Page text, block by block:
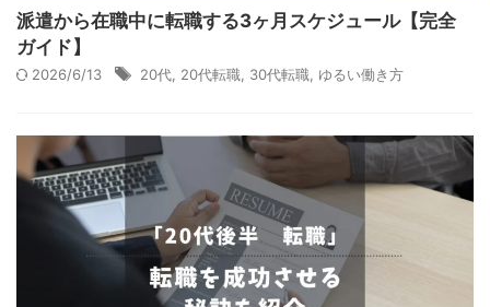
派遣から在職中に転職する3ヶ月スケジュール【完全
ガイド】
2026/6/13 20代 20代転職 30代転職 ゆるい働き方